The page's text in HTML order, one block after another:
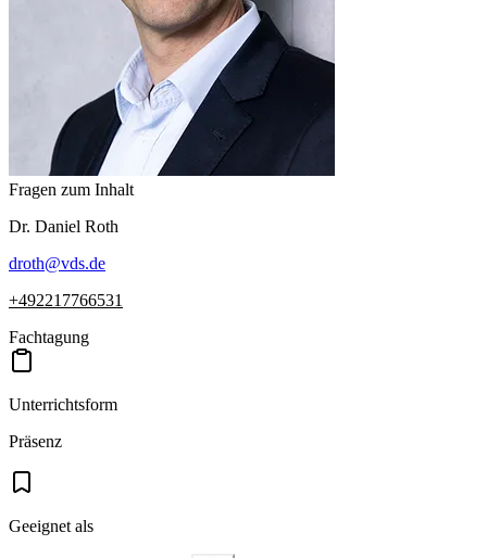
Fragen zum Inhalt
Dr. Daniel Roth
droth@vds.de
+492217766531
Fachtagung
Unterrichtsform
Präsenz
Geeignet als